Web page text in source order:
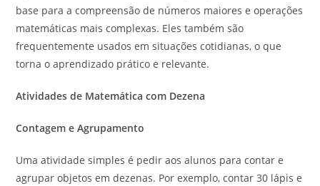
base para a compreensão de números maiores e operações
matemáticas mais complexas. Eles também são
frequentemente usados em situações cotidianas, o que
torna o aprendizado prático e relevante.
Atividades de Matemática com Dezena
Contagem e Agrupamento
Uma atividade simples é pedir aos alunos para contar e
agrupar objetos em dezenas. Por exemplo, contar 30 lápis e